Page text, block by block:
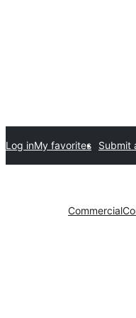
Submit
My favorites
Log in
Commercial